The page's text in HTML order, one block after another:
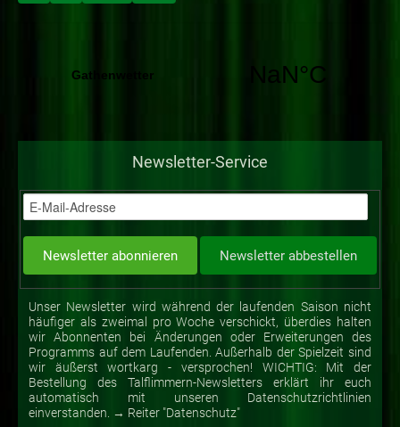
Newsletter-Service
Unser Newsletter wird während der laufenden Saison nicht
häufiger als zweimal pro Woche verschickt, überdies halten
wir Abonnenten bei Änderungen oder Erweiterungen des
Programms auf dem Laufenden. Außerhalb der Spielzeit sind
wir äußerst wortkarg - versprochen! WICHTIG: Mit der
Bestellung des Talflimmern-Newsletters erklärt ihr euch
automatisch mit unseren Datenschutzrichtlinien
einverstanden. → Reiter "Datenschutz"